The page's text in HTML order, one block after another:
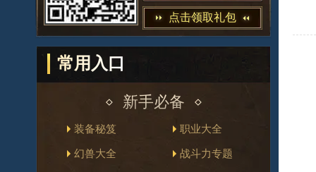
点击领取礼包
常用入口
新手必备
装备秘笈 职业大全
幻兽大全 战斗力专题